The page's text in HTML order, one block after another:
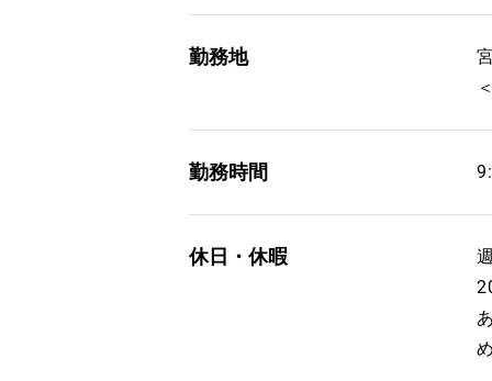
勤務地
勤務時間
休日・休暇